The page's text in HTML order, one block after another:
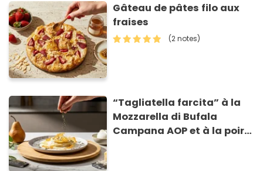
Gâteau de pâtes filo aux
fraises
(2 notes)
“Tagliatella farcita” à la
Mozzarella di Bufala
Campana AOP et à la poire